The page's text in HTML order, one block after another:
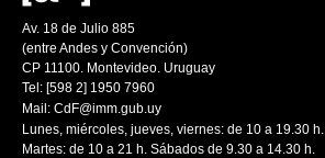
Av. 18 de Julio 885
(entre Andes y Convención)
CP 11100. Montevideo. Uruguay
Tel: [598 2] 1950 7960
Mail: CdF@imm.gub.uy
Lunes, miércoles, jueves, viernes: de 10 a 19.30 h.
Martes: de 10 a 21 h. Sábados de 9.30 a 14.30 h.